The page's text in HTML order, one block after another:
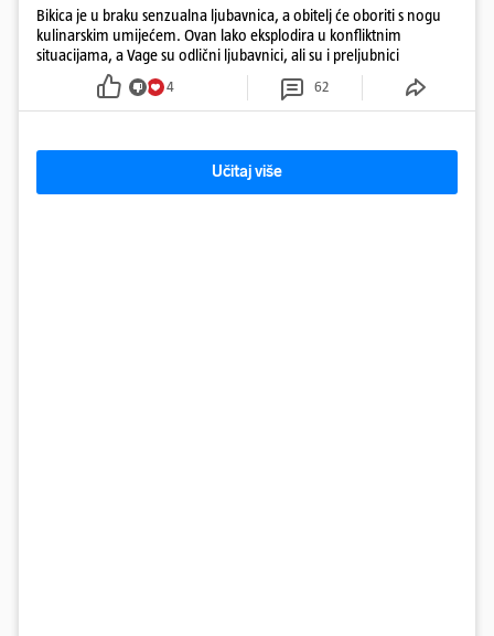
Bikica je u braku senzualna ljubavnica, a obitelj će oboriti s nogu
kulinarskim umijećem. Ovan lako eksplodira u konfliktnim
situacijama, a Vage su odlični ljubavnici, ali su i preljubnici
4 62
Učitaj više